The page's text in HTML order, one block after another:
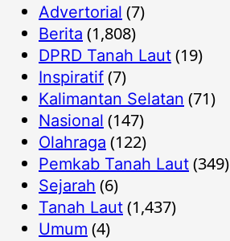
Advertorial (7)
Berita (1,808)
DPRD Tanah Laut (19)
Inspiratif (7)
Kalimantan Selatan (71)
Nasional (147)
Olahraga (122)
Pemkab Tanah Laut (349)
Sejarah (6)
Tanah Laut (1,437)
Umum (4)